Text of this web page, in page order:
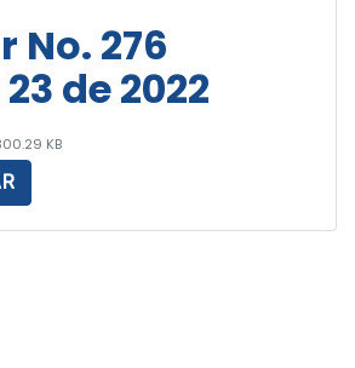
No. 276
de 2022
KB